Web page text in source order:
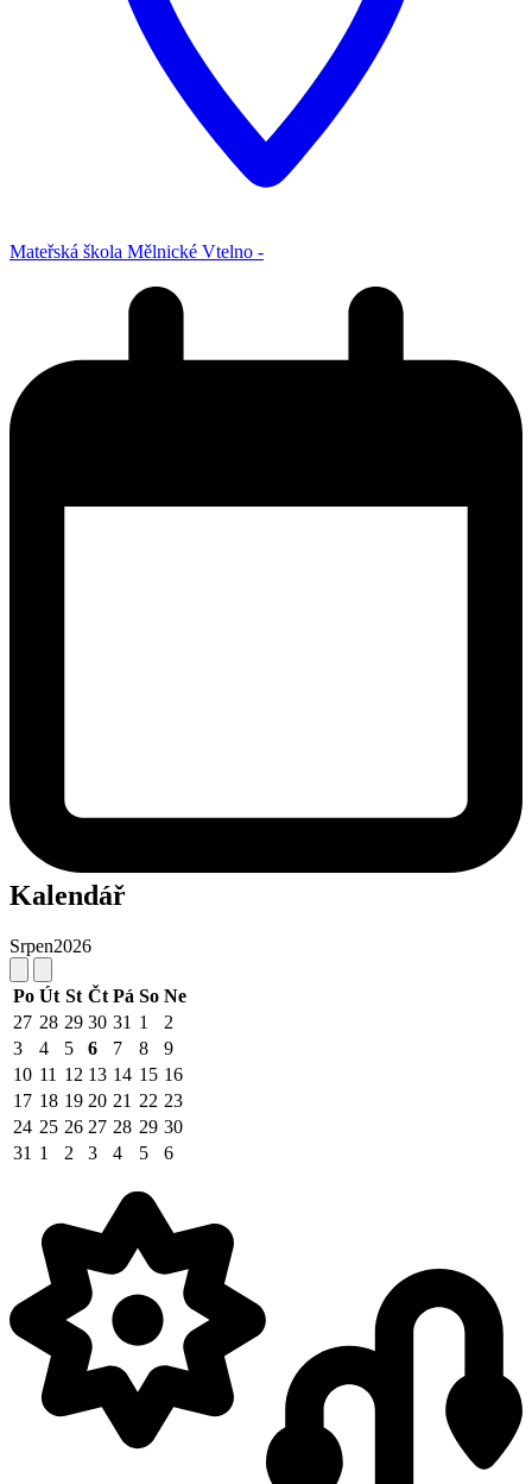
Mateřská škola Mělnické Vtelno -
Kalendář
Srpen2026
Po Út St Čt Pá So Ne
27 28 29 30 31 1
2
3
4 5 6 7 8
9
10 11 12 13 14 15 16
17 18 19 20 21 22 23
24 25 26 27 28 29 30
31 1 2 3 4 5 6